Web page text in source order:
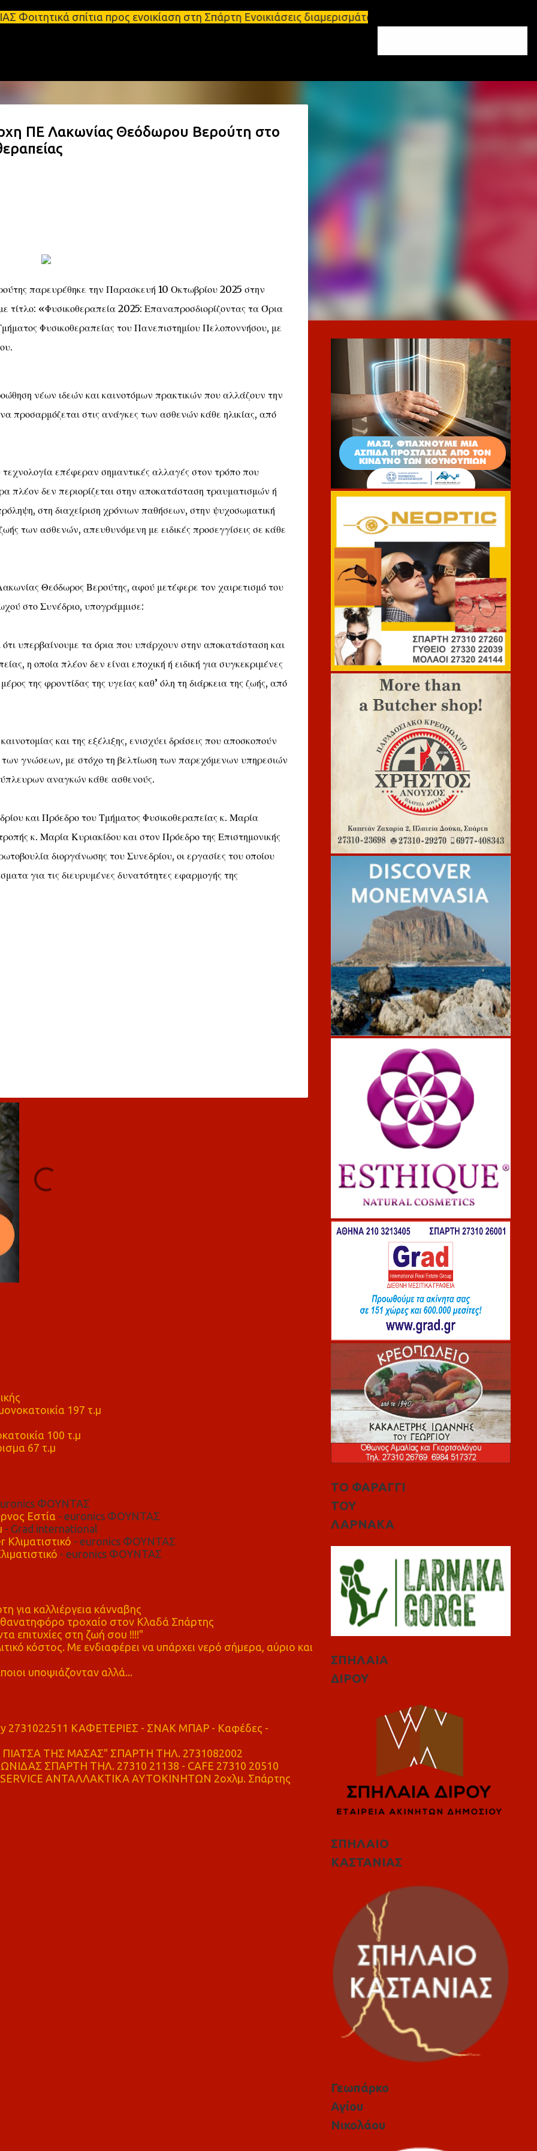
Μετάβαση στο κύριο περιεχόμενο
σπίτια προς ενοικίαση στη Σπάρτη Ενοικιάσεις διαμερισμάτων Σπάρτη και Λακωνία Σπάρτη -
ΠΕ Λακωνίας Θεόδωρου Βερούτη στο
παρευρέθηκε την Παρασκευή 10 Οκτωβρίου 2025 στην
τίτλο: «Φυσικοθεραπεία 2025: Επαναπροσδιορίζοντας τα Όρια
Φυσικοθεραπείας του Πανεπιστημίου Πελοποννήσου, με
νέων ιδεών και καινοτόμων πρακτικών που αλλάζουν την
προσαρμόζεται στις ανάγκες των ασθενών κάθε ηλικίας, από
τεχνολογία επέφεραν σημαντικές αλλαγές στον τρόπο που
πλέον δεν περιορίζεται στην αποκατάσταση τραυματισμών ή
στη διαχείριση χρόνιων παθήσεων, στην ψυχοσωματική
των ασθενών, απευθυνόμενη με ειδικές προσεγγίσεις σε κάθε
Θεόδωρος Βερούτης, αφού μετέφερε τον χαιρετισμό του
στο Συνέδριο, υπογράμμισε:
υπερβαίνουμε τα όρια που υπάρχουν στην αποκατάσταση και
η οποία πλέον δεν είναι εποχική ή ειδική για συγκεκριμένες
της φροντίδας της υγείας καθ’ όλη τη διάρκεια της ζωής, από
και της εξέλιξης, ενισχύει δράσεις που αποσκοπούν
γνώσεων, με στόχο τη βελτίωση των παρεχόμενων υπηρεσιών
αναγκών κάθε ασθενούς.
και Πρόεδρο του Τμήματος Φυσικοθεραπείας κ. Μαρία
κ. Μαρία Κυριακίδου και στον Πρόεδρο της Επιστημονικής
διοργάνωσης του Συνεδρίου, οι εργασίες του οποίου
για τις διευρυμένες δυνατότητες εφαρμογής της
197 τ.μ
100 τ.μ
67 τ.μ
ΦΟΥΝΤΑΣ
Εστία - euronics ΦΟΥΝΤΑΣ
- Grad international
- euronics ΦΟΥΝΤΑΣ
- euronics ΦΟΥΝΤΑΣ
καλλιέργεια κάνναβης
τροχαίο στον Κλαδά Σπάρτης
επιτυχίες στη ζωή σου !!!!"
κόστος. Με ενδιαφέρει να υπάρχει νερό σήμερα, αύριο και
υποψιάζονταν αλλά...
2731022511 ΚΑΦΕΤΕΡΙΕΣ - ΣΝΑΚ ΜΠΑΡ - Καφέδες -
ΤΗΣ ΜΑΣΑΣ" ΣΠΑΡΤΗ ΤΗΛ. 2731082002
ΣΠΑΡΤΗ ΤΗΛ. 27310 21138 - CAFE 27310 20510
ΑΝΤΑΛΛΑΚΤΙΚΑ ΑΥΤΟΚΙΝΗΤΩΝ 2οχλμ. Σπάρτης
ΤΟ ΦΑΡΑΓΓΙ
ΤΟΥ
ΛΑΡΝΑΚΑ
ΣΠΗΛΑΙΑ
ΔΙΡΟΥ
ΣΠΗΛΑΙΟ
ΚΑΣΤΑΝΙΑΣ
Γεωπάρκο
Αγίου
Νικολάου